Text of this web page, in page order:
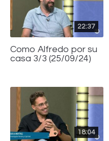
22:37
Como Alfredo por su
casa 3/3 (25/09/24)
18:04